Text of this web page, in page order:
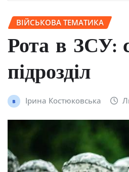
ВІЙСЬКОВА ТЕМАТИКА
Рота в ЗСУ:
підрозділ
Ірина Костюковська